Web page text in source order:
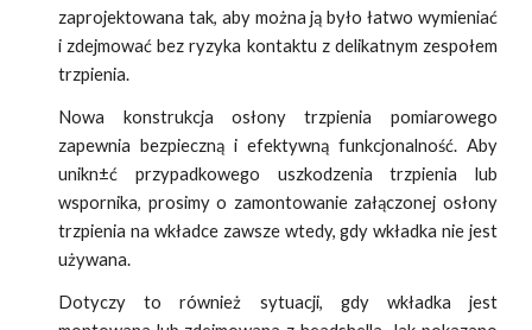
zaprojektowana tak, aby można ją było łatwo wymieniać
i zdejmować bez ryzyka kontaktu z delikatnym zespołem
trzpienia.
Nowa konstrukcja osłony trzpienia pomiarowego
zapewnia bezpieczną i efektywną funkcjonalność. Aby
unikn±ć przypadkowego uszkodzenia trzpienia lub
wspornika, prosimy o zamontowanie załączonej osłony
trzpienia na wkładce zawsze wtedy, gdy wkładka nie jest
używana.
Dotyczy to również sytuacji, gdy wkładka jest